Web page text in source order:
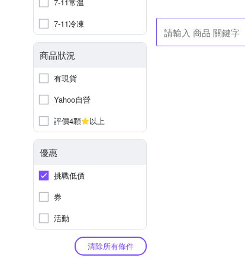
7-11冷凍
商品狀況
有現貨
Yahoo自營
評價4顆
以上
優惠
挑戰低價
券
活動
清除所有條件